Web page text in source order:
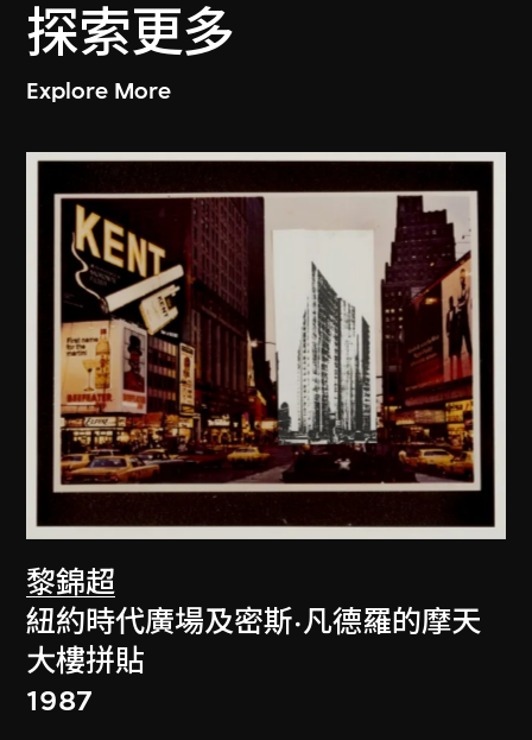
探索更多
Explore More
黎錦超
紐約時代廣場及密斯·凡德羅的摩天
大樓拼貼
1987